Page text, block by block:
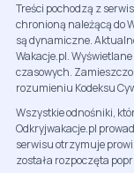
Treści pochodzą z
chronioną należącą do
są dynamiczne.
Wakacje.pl.
czasowych.
rozumieniu Kodeksu
Wszystkie odnośniki,
Odkryjwakacje.pl
serwisu otrzymuje
została rozpoczęta